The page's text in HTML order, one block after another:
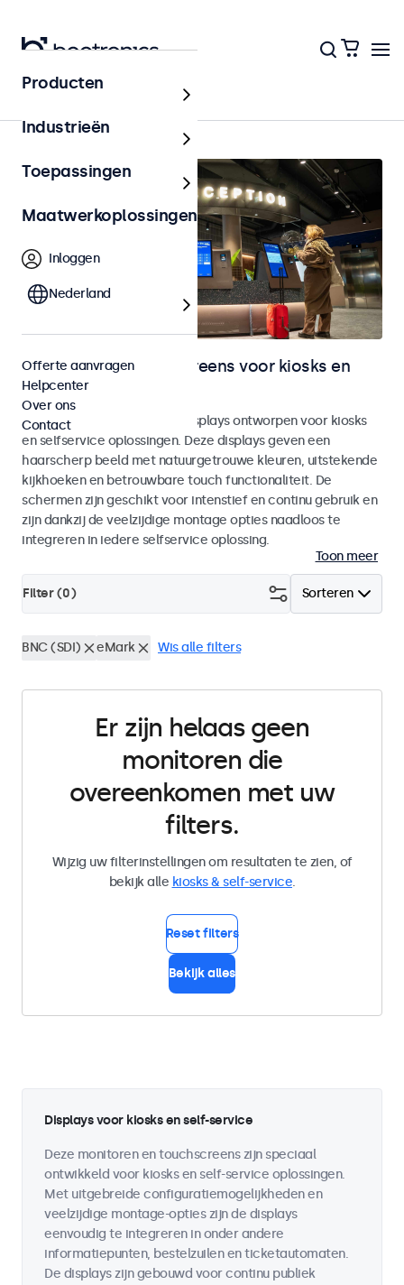
Home
Monitoren en touchscreens voor kiosks en
selfservice
Monitoren en touchscreen displays ontworpen voor kiosks
en selfservice oplossingen. Deze displays geven een
haarscherp beeld met natuurgetrouwe kleuren, uitstekende
kijkhoeken en betrouwbare touch functionaliteit. De
schermen zijn geschikt voor intenstief en continu gebruik en
zijn dankzij de veelzijdige montage opties naadloos te
integreren in iedere selfservice oplossing.
Toon meer
Sorteren
Filter (0)
BNC (SDI) eMark Wis alle filters
Er zijn helaas geen
monitoren die
overeenkomen met uw
filters.
Wijzig uw filterinstellingen om resultaten te zien, of
bekijk alle kiosks & self-service.
Reset filters
Bekijk alles
Displays voor kiosks en self-service
Deze monitoren en touchscreens zijn speciaal
ontwikkeld voor kiosks en self-service oplossingen.
Met uitgebreide configuratiemogelijkheden en
veelzijdige montage-opties zijn de displays
eenvoudig te integreren in onder andere
informatiepunten, bestelzuilen en ticketautomaten.
De displays zijn gebouwd voor continu publiek
Producten
Industrieën
Toepassingen
Maatwerkoplossingen
Inloggen
Nederland
Offerte aanvragen
Helpcenter
Over ons
Contact